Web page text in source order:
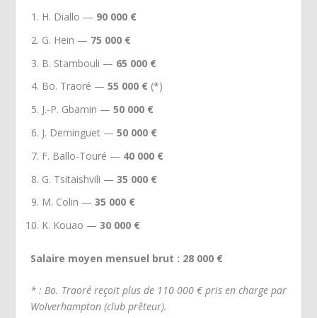
H. Diallo — 90 000 €
G. Hein — 75 000 €
B. Stambouli — 65 000 €
Bo. Traoré — 55 000 € (*)
J.-P. Gbamin — 50 000 €
J. Deminguet — 50 000 €
F. Ballo-Touré — 40 000 €
G. Tsitaishvili — 35 000 €
M. Colin — 35 000 €
K. Kouao — 30 000 €
Salaire moyen mensuel brut : 28 000 €
* : Bo. Traoré reçoit plus de 110 000 € pris en charge par
Wolverhampton (club prêteur).